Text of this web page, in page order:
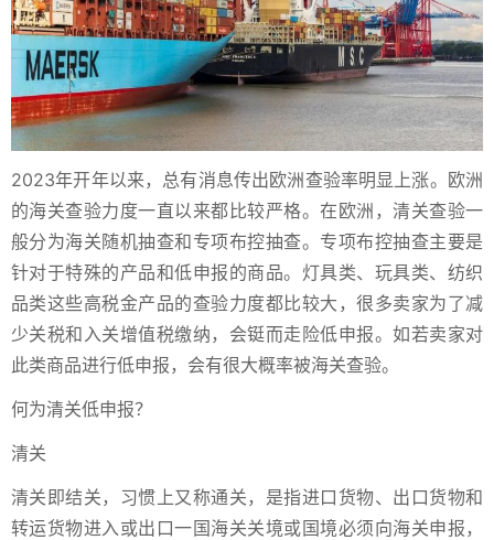
2023年开年以来，总有消息传出欧洲查验率明显上涨。欧洲
的海关查验力度一直以来都比较严格。在欧洲，清关查验一
般分为海关随机抽查和专项布控抽查。专项布控抽查主要是
针对于特殊的产品和低申报的商品。 灯具类、玩具类、纺织
品类这些高税金产品的查验力度都比较大，很多卖家为了减
少关税和入关增值税缴纳，会铤而走险低申报。如若卖家对
此类商品进行低申报，会有很大概率被海关查验。
何为清关低申报？
清关
清关即结关，习惯上又称通关，是指进口货物、出口货物和
转运货物进入或出口一国海关关境或国境必须向海关申报，